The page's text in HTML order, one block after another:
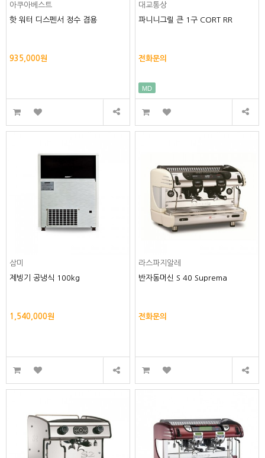
아쿠아베스트
핫 워터 디스펜서 정수 겸용
935,000원
대교통상
파니니그릴 큰 1구 CORT RR
전화문의
MD
삼미
제빙기 공냉식 100kg
1,540,000원
라스파지알레
반자동머신 S 40 Suprema
전화문의